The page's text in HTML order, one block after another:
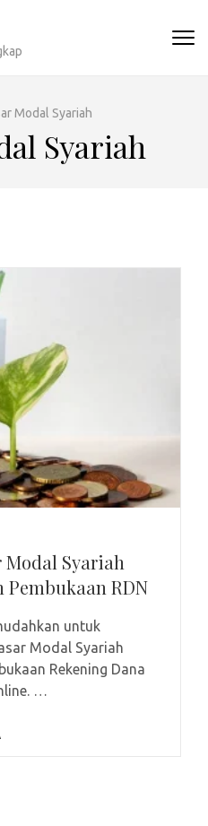
Modal Syariah
Syariah
Syariah
RDN
untuk
Modal Syariah
Rekening Dana
…